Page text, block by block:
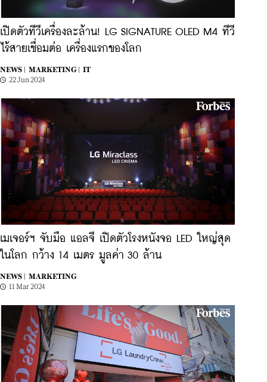
เปิดตัวทีวีเครื่องละล้าน! LG SIGNATURE OLED M4 ทีวี
ไร้สายเชื่อมต่อ เครื่องแรกของโลก
NEWS | MARKETING |
IT
22 Jun 2024
เมเจอร์ฯ จับมือ แอลจี เปิดตัวโรงหนังจอ LED ใหญ่สุด
ในโลก กว้าง 14 เมตร มูลค่า 30 ล้าน
NEWS |
MARKETING
11 Mar 2024